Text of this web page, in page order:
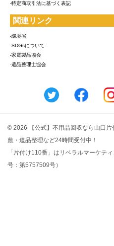
-特定商取引法に基づく表記
関連リンク
-環境省
-SDGsについて
-家電製品協会
-遺品整理士協会
© 2026 【公式】不用品回収なら山口
敷・遺品整理など24時間受付中！
「片付け110番」はリベラルマーケテ
号：第5757509号）